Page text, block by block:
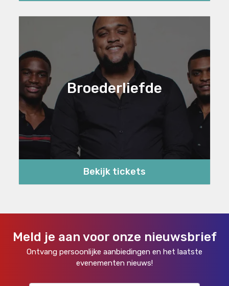
Broederliefde
Bekijk tickets
Meld je aan voor onze nieuwsbrief
Ontvang persoonlijke aanbiedingen en het laatste
evenementen nieuws!